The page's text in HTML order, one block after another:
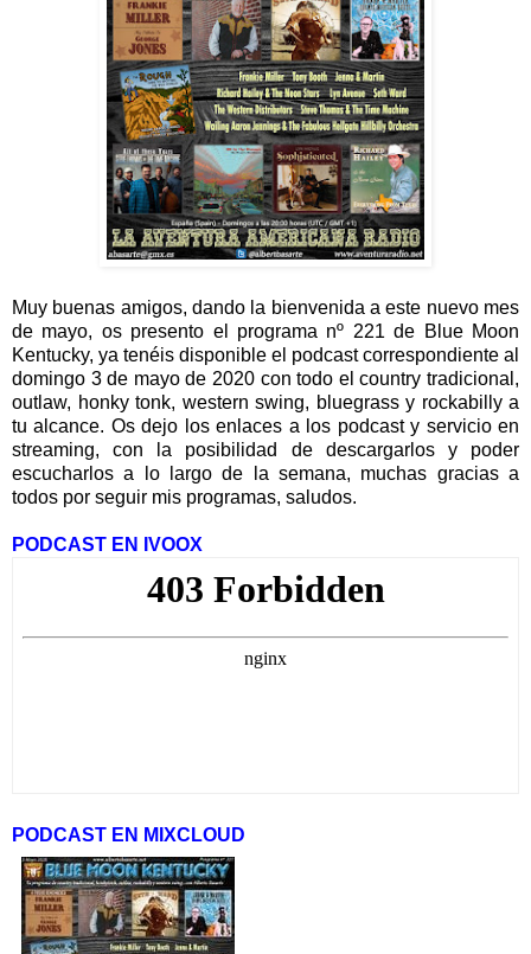
Muy buenas amigos, dando la bienvenida a este nuevo mes
de mayo, os presento el programa nº 221 de Blue Moon
Kentucky, ya tenéis disponible el podcast correspondiente al
domingo 3 de mayo de 2020 con todo el country tradicional,
outlaw, honky tonk, western swing, bluegrass y rockabilly a
tu alcance. Os dejo los enlaces a los podcast y servicio en
streaming, con la posibilidad de descargarlos y poder
escucharlos a lo largo de la semana, muchas gracias a
todos por seguir mis programas, saludos.
PODCAST EN IVOOX
PODCAST EN MIXCLOUD